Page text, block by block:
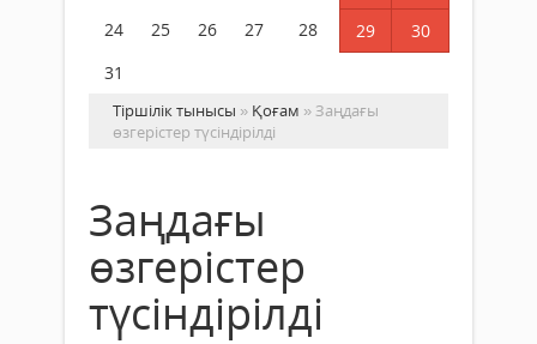
24
25 26 27 28 29
30
31
Тіршілік тынысы » Қоғам » Заңдағы
өзгерістер түсіндірілді
Заңдағы
өзгерістер
түсіндірілді